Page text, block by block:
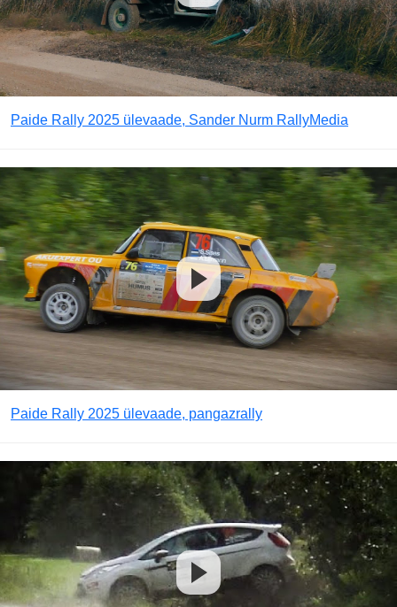
Paide Rally 2025 ülevaade, Sander Nurm RallyMedia
Paide Rally 2025 ülevaade, pangazrally